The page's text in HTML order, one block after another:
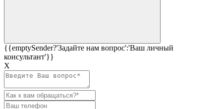
{{emptySender?'Задайте нам вопрос':'Ваш личный
консультант'}}
Х